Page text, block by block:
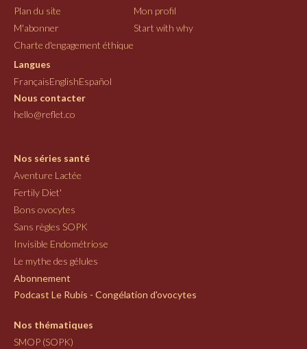
Plan du site
Mon profil
M'abonner
Start with why
Charte d'engagement éthique
Langues
FrançaisEnglishEspañol
Nous contacter
hello@reflet.co
Nos séries santé
Aventure Lactée
Fertily Diet'
Bons ovocytes
Sans règles SOPK
Invisible Endométriose
Le mythe des gélules
Abonnement
Podcast Le Rubis - Congélation d'ovocytes
Nos thématiques
SMOP (SOPK)